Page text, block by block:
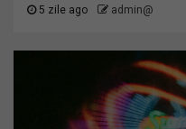
5 zile ago admin@